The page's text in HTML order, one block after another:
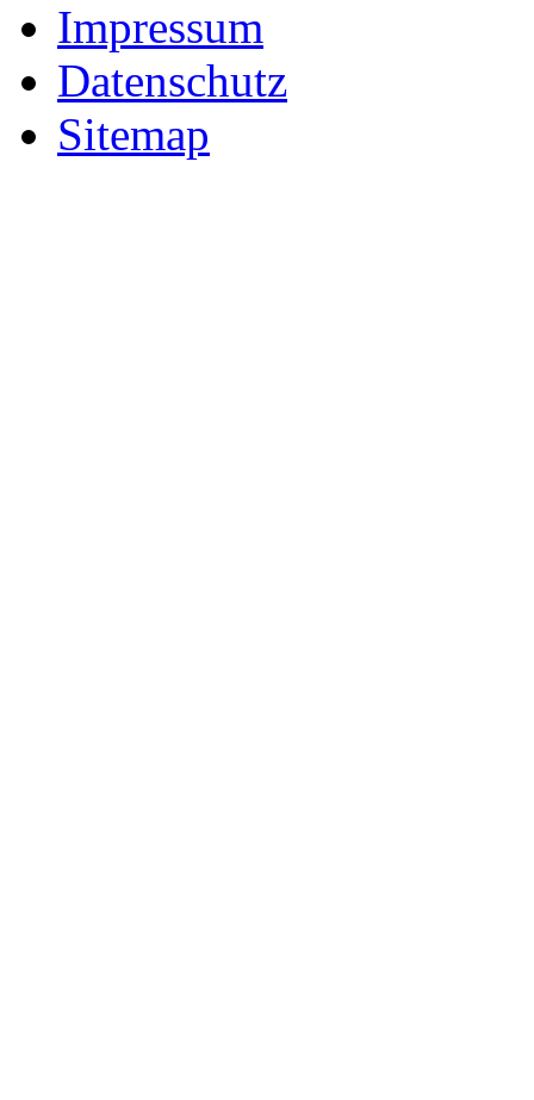
Impressum
Datenschutz
Sitemap